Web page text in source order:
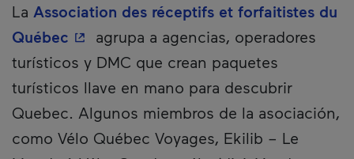
La Association des réceptifs et forfaitistes du
Québec - Este hipervínculo se abrirá en una
agrupa a agencias, operadores
turísticos y DMC que crean paquetes
turísticos llave en mano para descubrir
Quebec. Algunos miembros de la asociación,
como Vélo Québec Voyages, Ekilib – Le